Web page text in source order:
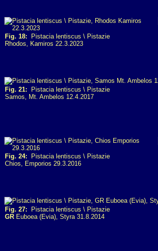
Fig. 18: Pistacia lentiscus \ Pistazie
Rhodos, Kamiros 22.3.2023
Fig. 21: Pistacia lentiscus \ Pistazie
Samos, Mt. Ambelos 12.4.2017
Fig. 24: Pistacia lentiscus \ Pistazie
Chios, Emporios 29.3.2016
Fig. 27: Pistacia lentiscus \ Pistazie
GR Euboea (Evia), Styra 31.8.2014